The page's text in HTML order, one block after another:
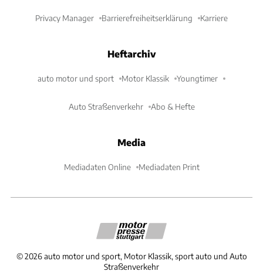
Privacy Manager Barrierefreiheitserklärung Karriere
Heftarchiv
auto motor und sport Motor Klassik Youngtimer
Auto Straßenverkehr Abo & Hefte
Media
Mediadaten Online Mediadaten Print
©2026 auto motor und sport, Motor Klassik, sport auto und Auto
Straßenverkehr